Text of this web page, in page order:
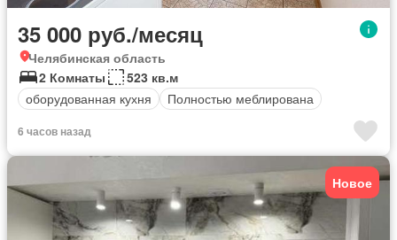
35 000 руб./месяц
Челябинская область
2 Комнаты
523 кв.м
оборудованная кухня
Полностью меблирована
6 часов назад
Новое